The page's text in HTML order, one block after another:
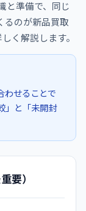
と準備で、同じ
るのが新品買取
く解説します。
わせることで
」と「未開封
要）